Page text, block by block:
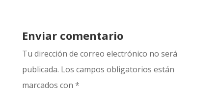
Enviar comentario
Tu dirección de correo electrónico no será
publicada. Los campos obligatorios están
marcados con *